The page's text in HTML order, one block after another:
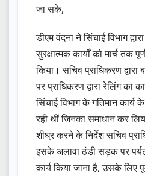
जा सके,
डीएम वंदना ने सिंचाई विभाग
सुरक्षात्मक कार्यों को मार्च तक
किया। सचिव प्राधिकरण
पर प्राधिकरण द्वारा रेलिंग का
सिंचाई विभाग के गतिमान
रही थीं जिनका समाधान कर
शीघ्र करने के निर्देश सचिव
इसके अलावा ठंडी सड़क पर
कार्य किया जाना है, उसके लिए